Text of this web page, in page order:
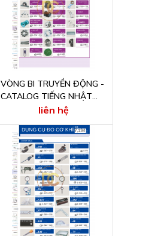
VÒNG BI TRUYỀN ĐỘNG -
CATALOG TIẾNG NHẬT
liên hệ